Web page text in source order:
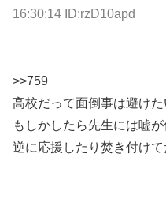
16:30:14 ID:rzD10apd
>>759
高校だって面倒事は避け
もしかしたら先生には嘘
逆に応援したり焚き付け